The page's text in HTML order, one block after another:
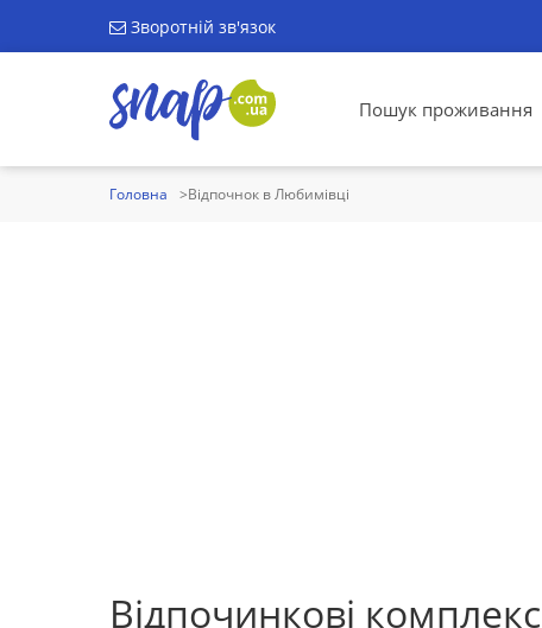
Зворотній зв'язок
Пошук проживання
Головна Відпочнок в Любимівці
Відпочинкові